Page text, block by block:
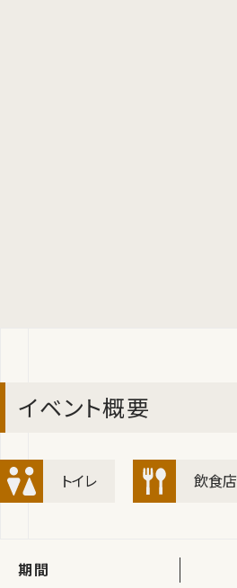
イベント概要
トイレ 飲食店
期間